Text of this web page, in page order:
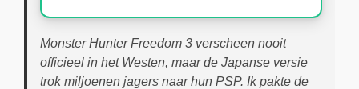
Monster Hunter Freedom 3 verscheen nooit
officieel in het Westen, maar de Japanse versie
trok miljoenen jagers naar hun PSP. Ik pakte de